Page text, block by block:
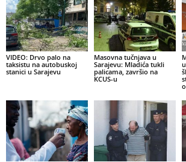
VIDEO: Drvo palo na
taksistu na autobuskoj
stanici u Sarajevu
Masovna tučnjava u
Sarajevu: Mladića tukli
palicama, završio na
KCUS-u